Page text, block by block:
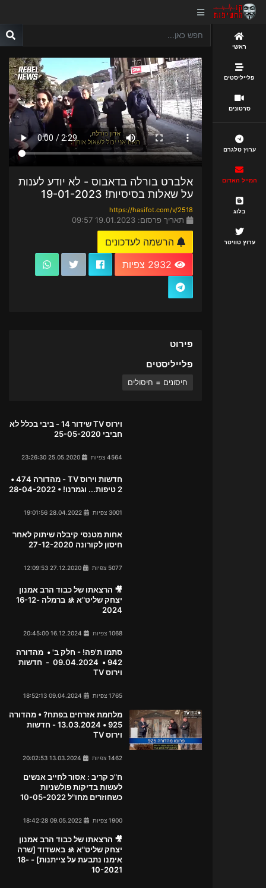
ראשי
פלייליסטים
סרטונים
ערוץ טלגרם
המייל האדום
בלוג
ערוץ טוויטר
אלברט בורלה בדאבוס - לא יודע לענות
על שאלות בסיסיות! 19-01-2023
https://hasifot.com/v/2518
תאריך פרסום: 19.01.2023 09:57
הרשמה לעדכונים
פירוט
פלייליסטים
חיסונים = חיסולים
וירוס TV שידור 14 - ביבי בכלל לא
חביבי 25-05-2020
4564 צפיות
חדשות וירוס TV - מהדורה 474 •
2 טיפות... וגמרנו! • 28-04-2022
3001 צפיות
אחות מטנסי קיבלה שיתוק לאחר
חיסון לקורונה 27-12-2020
5077 צפיות
🎥 הרצאתו של כבוד הרב אמנון
יצחק שליט"א 🚸 ברמלה 16-12-
2024
1068 צפיות
סתמו ת'פה! - חלק ב' • מהדורה
942 • 09.04.2024 - חדשות
וירוס TV
1765 צפיות
מלחמת אזרחים בפתח? • מהדורה
925 • 13.03.2024 - חדשות
וירוס TV
1462 צפיות
ח"כ קריב : אסור לחייב אנשים
לעשות בדיקות פולשניות
כשחוזרים מחו"ל 10-05-2022
1900 צפיות
🎥 הרצאתו של כבוד הרב אמנון
יצחק שליט"א 🚸 באשדוד [שרה
אימנו נתבעת על צייתנות] - 18-
10-2021